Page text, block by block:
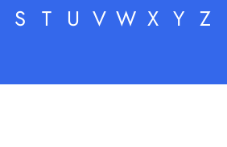
S T U V W X Y Z